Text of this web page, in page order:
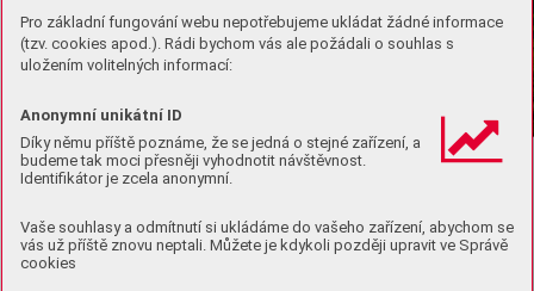
Pro základní fungování webu nepotřebujeme ukládat žádné informace
(tzv. cookies apod.). Rádi bychom vás ale požádali o souhlas s
uložením volitelných informací:
Anonymní unikátní ID
Díky němu příště poznáme, že se jedná o stejné zařízení, a
budeme tak moci přesněji vyhodnotit návštěvnost.
Identifikátor je zcela anonymní.
Vaše souhlasy a odmítnutí si ukládáme do vašeho zařízení, abychom se
vás už příště znovu neptali. Můžete je kdykoli později upravit ve Správě
cookies